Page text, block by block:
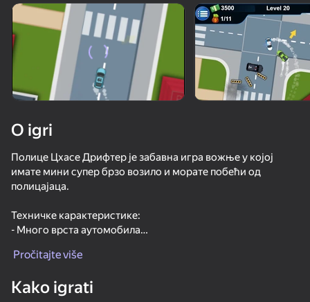
Rotirajte uređaj
Ova igra podržava samo pejzažna
orijentaciju
Traffic Gap: Merge Rush Shoot the Bottles
O igri
Полице Цхасе Дрифтер је забавна игра вожње у којој
имате мини супер брзо возило и морате побећи од
полицајаца.
Техничке карактеристике:
- Много врста аутомобила
ВАСД / стрелице за контролу аутомобила
Pročitajte više
Kako igrati